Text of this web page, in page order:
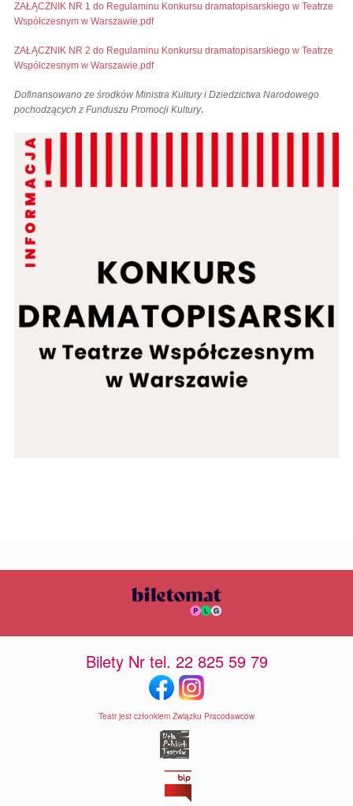
ZAŁĄCZNIK NR 1 do Regulaminu Konkursu dramatopisarskiego w Teatrze
Współczesnym w Warszawie.pdf
ZAŁĄCZNIK NR 2 do Regulaminu Konkursu dramatopisarskiego w Teatrze
Współczesnym w Warszawie.pdf
Dofinansowano ze środków Ministra Kultury i Dziedzictwa Narodowego
pochodzących z Funduszu Promocji Kultury.
Bilety Nr tel. 22 825 59 79
Teatr jest członkiem Związku Pracodawców